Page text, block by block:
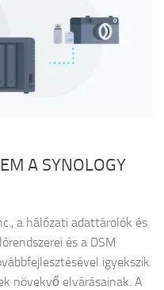
A SYNOLOGY
a hálózati adattárolók és
és a DSM
igyekszik
növekvő elvárásainak. A